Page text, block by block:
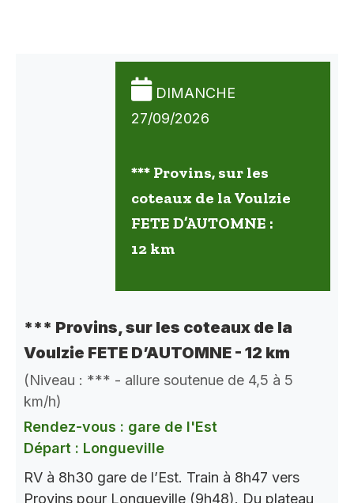
DIMANCHE
27/09/2026
*** Provins, sur les
coteaux de la Voulzie
FETE D’AUTOMNE :
12 km
*** Provins, sur les coteaux de la
Voulzie FETE D’AUTOMNE - 12 km
(Niveau : *** - allure soutenue de 4,5 à 5
km/h)
Rendez-vous : gare de l'Est
Départ : Longueville
RV à 8h30 gare de l’Est. Train à 8h47 vers
Provins pour Longueville (9h48). Du plateau